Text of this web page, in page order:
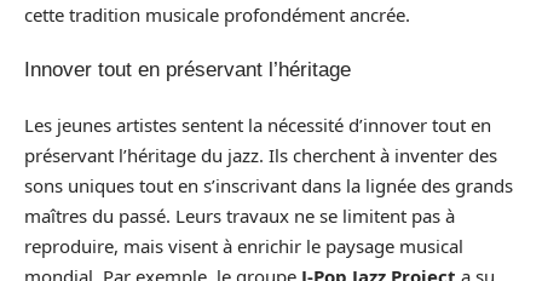
cette tradition musicale profondément ancrée.
Innover tout en préservant l’héritage
Les jeunes artistes sentent la nécessité d’innover tout en
préservant l’héritage du jazz. Ils cherchent à inventer des
sons uniques tout en s’inscrivant dans la lignée des grands
maîtres du passé. Leurs travaux ne se limitent pas à
reproduire, mais visent à enrichir le paysage musical
mondial. Par exemple, le groupe J-Pop Jazz Project a su